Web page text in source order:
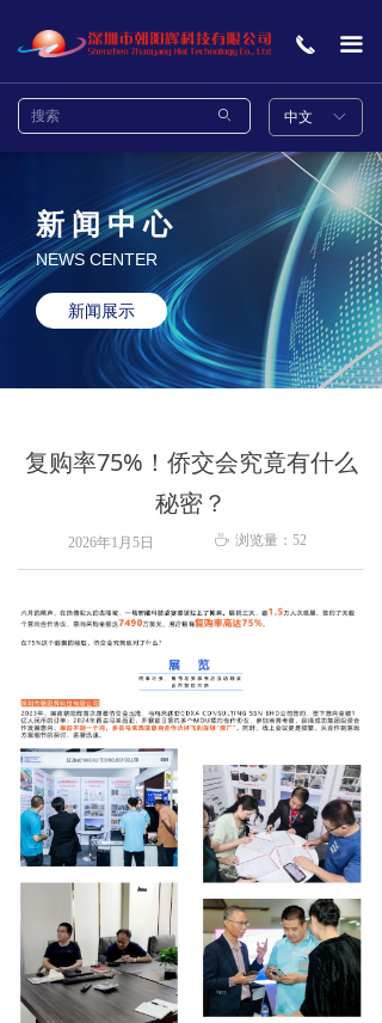
끀
首页
关于我们
项目案例
新闻中心
联系我们
끅
ꀅ
中文
ꄙ
复购率75%！侨交会究竟有什么
秘密？
2026年1月5日 ꄘ 浏览量： 52
新 闻 中 心
NEWS CENTER
新闻展示